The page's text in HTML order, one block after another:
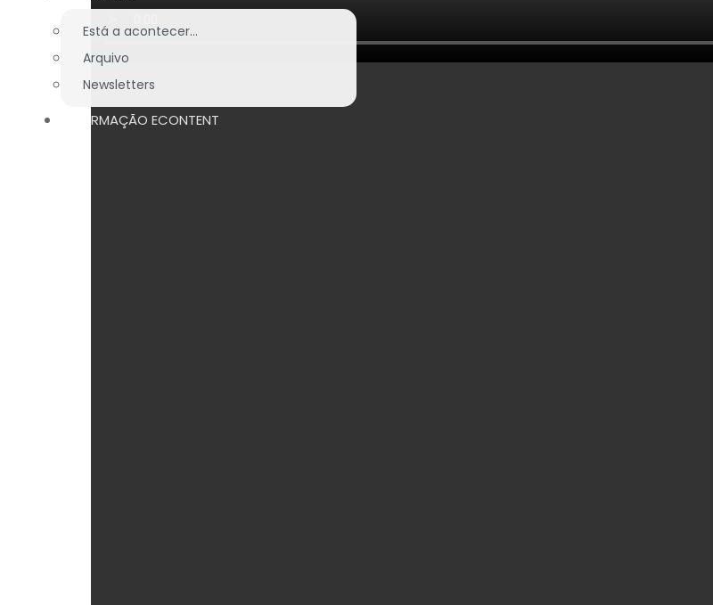
Está a acontecer...
Arquivo
Newsletters
FORMAÇÃO ECONTENT